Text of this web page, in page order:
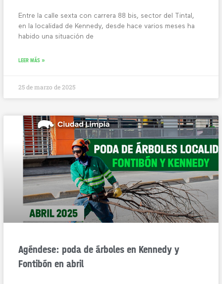
Entre la calle sexta con carrera 88 bis, sector del Tintal,
en la localidad de Kennedy, desde hace varios meses ha
habido una situación de
LEER MÁS »
25 de marzo de 2025
Agéndese: poda de árboles en Kennedy y
Fontibón en abril